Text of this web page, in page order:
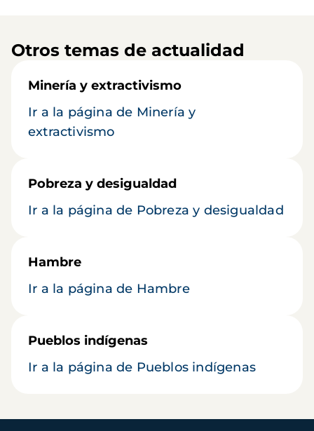
Otros temas de actualidad
Minería y extractivismo
Ir a la página de Minería y
extractivismo
Pobreza y desigualdad
Ir a la página de Pobreza y desigualdad
Hambre
Ir a la página de Hambre
Pueblos indígenas
Ir a la página de Pueblos indígenas